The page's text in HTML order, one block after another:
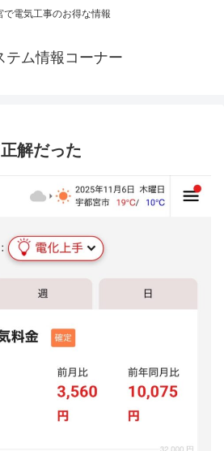
で電気工事のお得な情報
テム情報コーナー
解だった